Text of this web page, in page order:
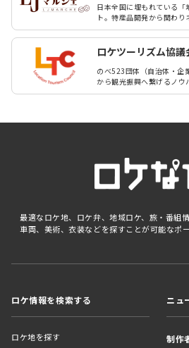
日本全国に埋もれている「
ト。特産品開発から関わり
ロケツーリズム協議
のべ523団体（自治体・企
から観光振興へ繋げるノウ
最適なロケ地、ロケ弁、地域ロケ、旅・番組
車両、美術、衣装などを探すことが可能なポ
ロケ情報を検索する
ロケ地を探す
ニュ
制作